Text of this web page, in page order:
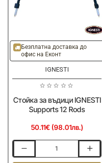
Безплатна доставка до
офис на Еконт
IGNESTI
Стойка за въдици IGNESTI
Supports 12 Rods
50.11€ (98.01лв.)